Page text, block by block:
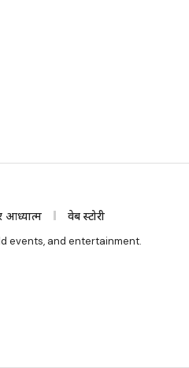
आध्यात्म वेब स्टोरी
events, and entertainment.